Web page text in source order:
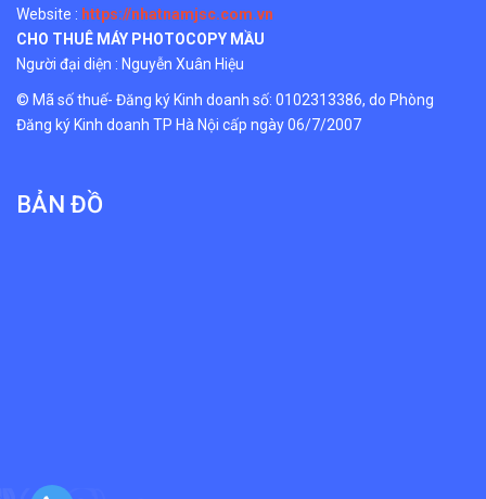
Website : https://nhatnamjsc.com.vn
CHO THUÊ MÁY PHOTOCOPY MẦU
Người đại diện : Nguyễn Xuân Hiệu
© Mã số thuế- Đăng ký Kinh doanh số: 0102313386, do Phòng
Đăng ký Kinh doanh TP Hà Nội cấp ngày 06/7/2007
BẢN ĐỒ